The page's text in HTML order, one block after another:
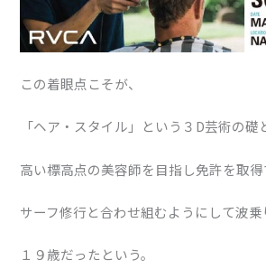
この着眼点こそが、
「ヘア・スタイル」という３D芸術の礎
高い標高点の美容師を目指し免許を取得
サーフ修行と合わせ組むようにして波乗
１９歳だったという。